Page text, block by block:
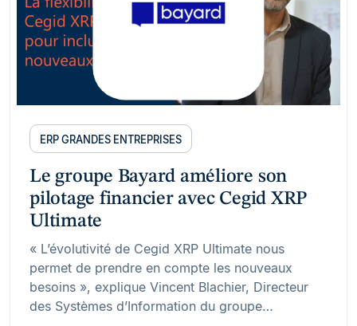
ERP GRANDES ENTREPRISES
Le groupe Bayard améliore son
pilotage financier avec Cegid XRP
Ultimate
« L’évolutivité de Cegid XRP Ultimate nous
permet de prendre en compte les nouveaux
besoins », explique Vincent Blachier, Directeur
des Systèmes d’Information du groupe…